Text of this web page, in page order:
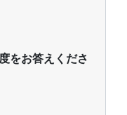
をお答えくださ